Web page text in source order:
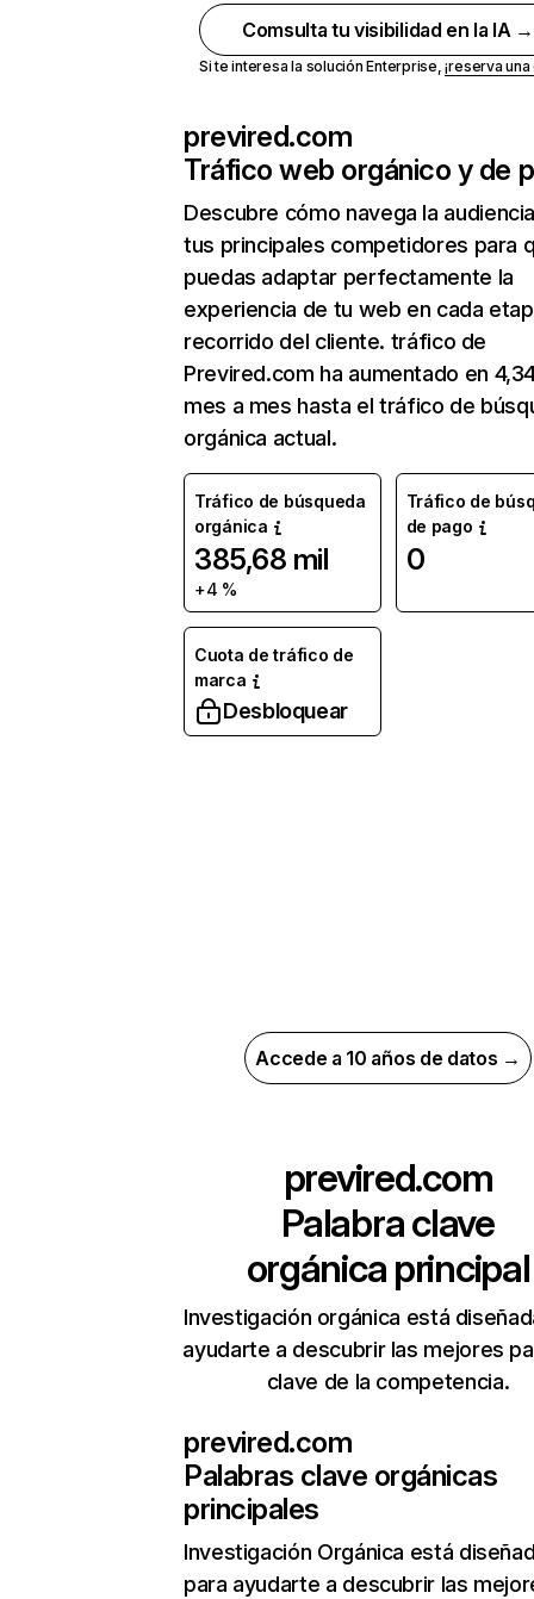
Comsulta tu visibilidad en la IA →
Si te interesa la solución Enterprise,¡reserva
previred.com
Tráfico web orgánico y de
Descubre cómo navega la
tus principales competidores para
puedas adaptar perfectamente la
experiencia de tu web en cada
recorrido del cliente. tráfico de
Previred.com ha aumentado en
mes a mes hasta el tráfico de
orgánica actual.
Tráfico de búsqueda
orgánica
385,68 mil
+4 %
Tráfico de
de pago
0
Cuota de tráfico de
marca
Desbloquear
Accede a 10 años de datos →
previred.com
Palabra clave
orgánica principal
Investigación orgánica está
ayudarte a descubrir las mejores
clave de la competencia.
previred.com
Palabras clave orgánicas
principales
Investigación Orgánica está
para ayudarte a descubrir las